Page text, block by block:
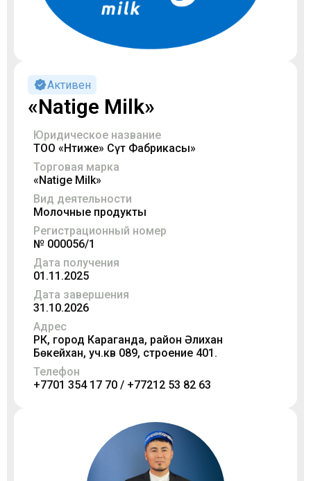
Активен
«Natige Milk»
Юридическое название
ТОО «Нәтиже» Сүт Фабрикасы»
Торговая марка
«Natige Milk»
Вид деятельности
Молочные продукты
Регистрационный номер
№ 000056/1
Дата получения
01.11.2025
Дата завершения
31.10.2026
Адрес
РК, город Караганда, район Әлихан
Бөкейхан, уч.кв 089, строение 401.
Телефон
+7701 354 17 70 / +77212 53 82 63